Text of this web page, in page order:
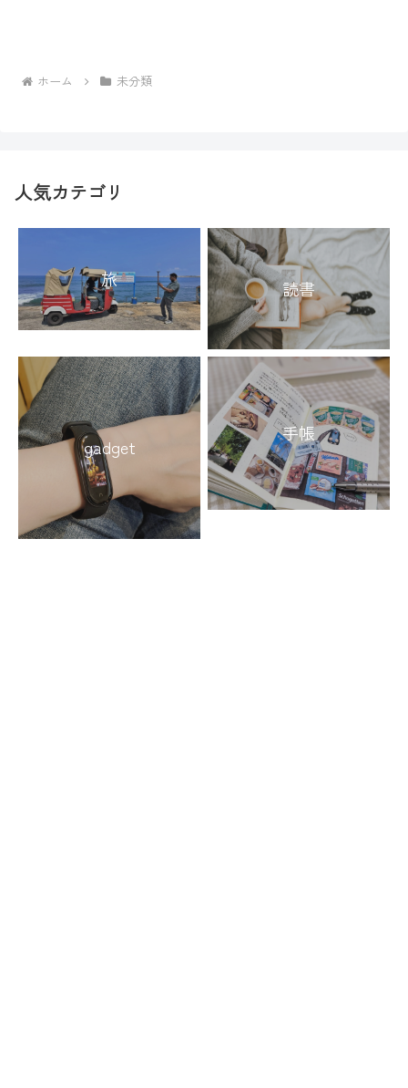
ホーム 未分類
人気カテゴリ
旅 読書
gadget
手帳